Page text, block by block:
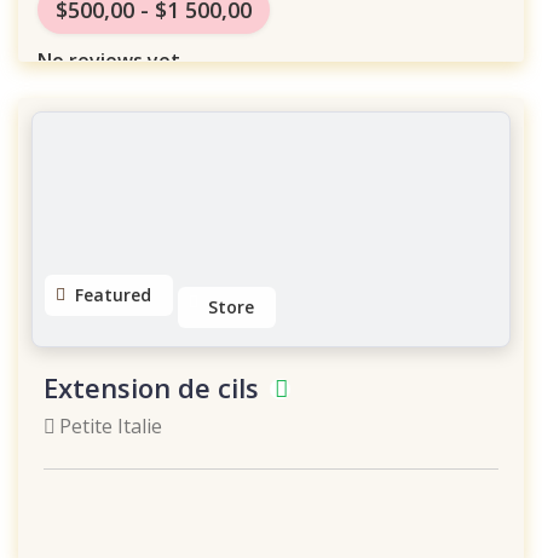
$500,00 - $1 500,00
No reviews yet
Featured
Store
Extension de cils
Petite Italie